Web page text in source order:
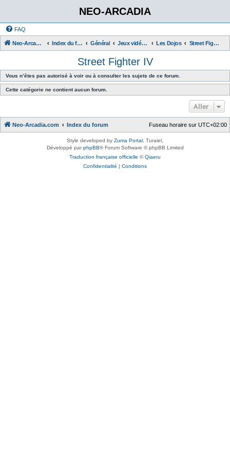
NEO-ARCADIA
FAQ
Neo-Arcadia.com Index du forum Général Jeux vidéo d'arcade Les Dojos Street Fighter IV
Street Fighter IV
Vous n’êtes pas autorisé à voir ou à consulter les sujets de ce forum.
Cette catégorie ne contient aucun forum.
Aller
Neo-Arcadia.com Index du forum Fuseau horaire sur UTC+02:00
Style developed by Zuma Portal , Turaiel,
Développé parphpBB® Forum Software © phpBB Limited
Traduction française officielle ©Qiaeru
Confidentialité | Conditions